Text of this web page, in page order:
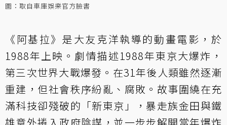
圖：取自車庫娛樂官方臉書
《阿基拉》是大友克洋執導的動畫電影，於
1988年上映。劇情描述1988年東京大爆炸，
第三次世界大戰爆發。在31年後人類雖然逐漸
重建，但社會秩序紛亂、腐敗。故事圍繞在充
滿科技卻殘破的「新東京」，暴走族金田與鐵
雄意外捲入政府陰謀，並一步步解開當年爆炸